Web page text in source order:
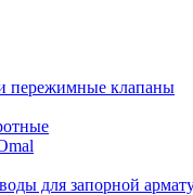
пережимные клапаны
для запорной